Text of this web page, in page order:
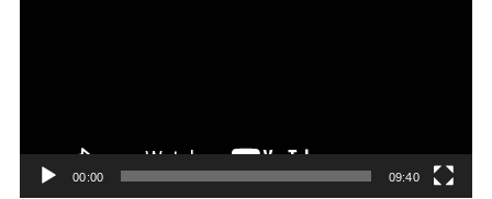
00:00 09:40